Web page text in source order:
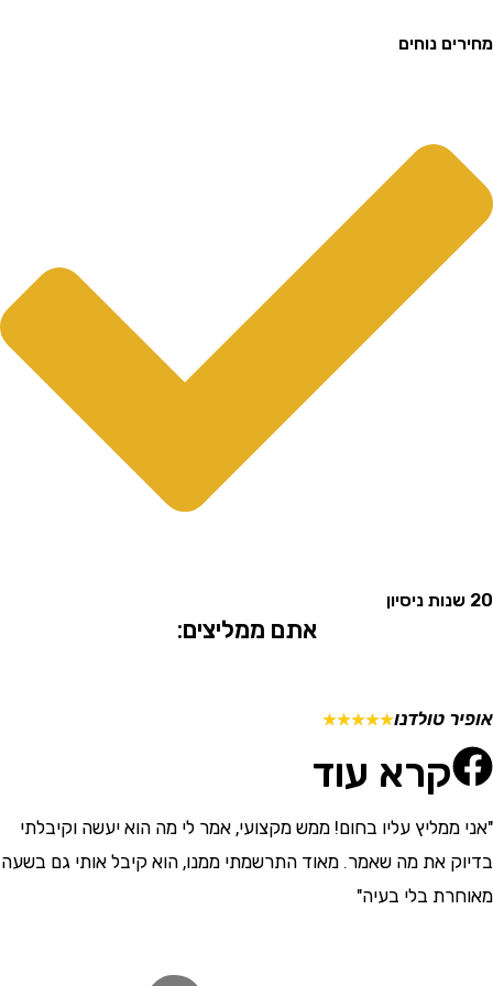
נוחים
אתם ממליצים:
טולדנו☆
☆
☆
☆
☆
קרא עוד
עליו בחום! ממש מקצועי, אמר לי מה הוא יעשה וקיבלתי
את מה שאמר. מאוד התרשמתי ממנו, הוא קיבל אותי גם בשעה
בלי בעיה"